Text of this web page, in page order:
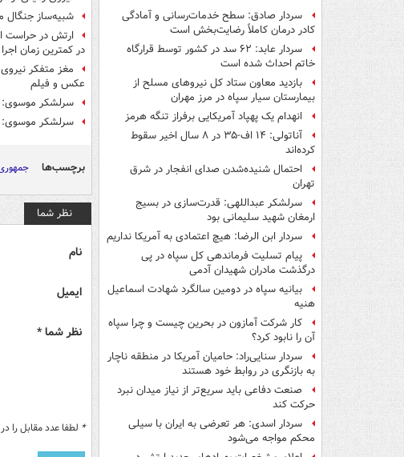
سردار صادق: سطح خدمات‌رسانی و آمادگی
کادر درمان کاملاً رضایت‌بخش است
سردار عابد: ۶۲ سد در کشور توسط قرارگاه
خاتم احداث شده است
بازدید معاون ستاد کل نیروهای مسلح از
بیمارستان سیار سپاه در مرز مهران
انهدام یک پهپاد آمریکایی برفراز تنگه هرمز
آناتولی: ۱۴ اف-۳۵ در ۸ سال اخیر سقوط
کرده‌اند
احتمال شنیده‌شدن صدای انفجار در شرق
تهران
سرلشکر عبداللهی: قدرت‌سازی در بسیج
ارمغان شهید سلیمانی بود
سردار ابن الرضا: هیچ اعتمادی به آمریکا نداریم
پیام تسلیت فرماندهی کل سپاه در پی
درگذشت مادران شهیدان آدمی
بیانیه سپاه در دومین سالگرد شهادت اسماعیل
هنیه
کار شرکت آمازون در بحرین چیست و چرا سپاه
آن را نابود کرد؟
سردار سنایی‌راد: حامیان آمریکا در منطقه ناچار
به بازنگری در روابط خود هستند
صنعت دفاعی باید سریع‌تر از نیاز میدان نبرد
حرکت کند
سردار اسدی: هر تعرضی به ایران با سیلی
محکم مواجه می‌شود
شبیه‌ساز جنگال میگ۲۹
ارتش در حراست
در کمترین زمان
مغز متفکر نیروی
عکس و فیلم
سرلشکر موسوی:
سرلشکر موسوی:
برچسب‌ها
نظر شما
نام
ایمیل
نظر شما *
* لطفا عدد مقابل را